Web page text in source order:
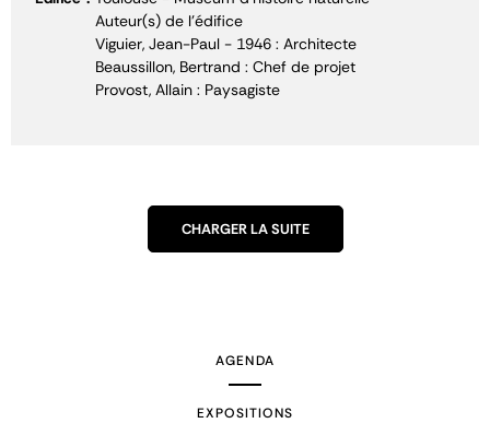
Auteur(s) de l'édifice
Viguier, Jean-Paul - 1946 : Architecte
Beaussillon, Bertrand : Chef de projet
Provost, Allain : Paysagiste
CHARGER LA SUITE
AGENDA
EXPOSITIONS